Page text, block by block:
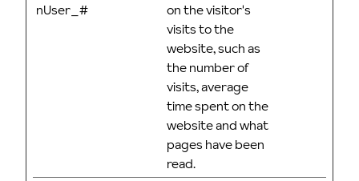
nUser_#
on the visitor's
visits to the
website, such as
the number of
visits, average
time spent on the
website and what
pages have been
read.